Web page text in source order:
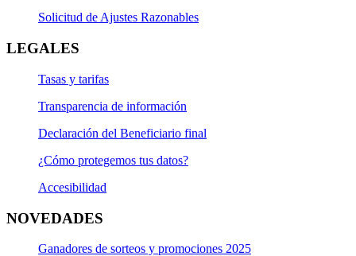
Solicitud de Ajustes Razonables
LEGALES
Tasas y tarifas
Transparencia de información
Declaración del Beneficiario final
¿Cómo protegemos tus datos?
Accesibilidad
NOVEDADES
Ganadores de sorteos y promociones 2025